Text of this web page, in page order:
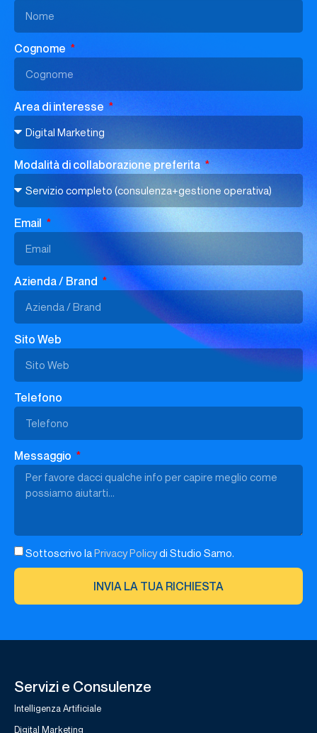
Cognome
Area di interesse
Modalità di collaborazione preferita
Email
Azienda / Brand
Sito Web
Telefono
Messaggio
Sottoscrivo laPrivacy Policydi Studio Samo.
INVIA LA TUA RICHIESTA
Servizi e Consulenze
Intelligenza Artificiale
Digital Marketing